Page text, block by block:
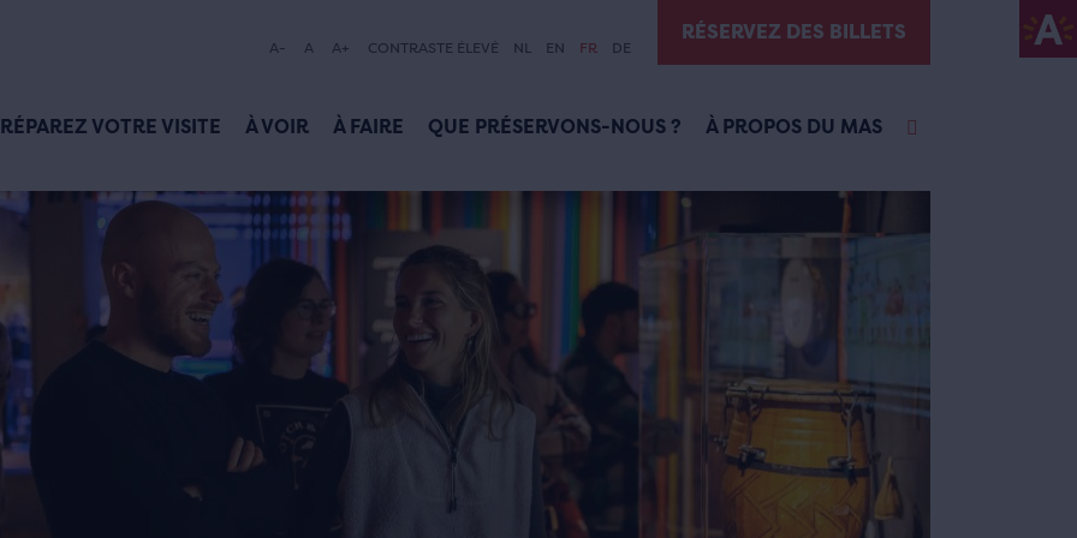
A- A A+ CONTRASTE ÉLEVÉ NL EN FR DE
RÉSERVEZ DES BILLETS
VOTRE VISITE À VOIR À FAIRE QUE PRÉSERVONS-NOUS ? À PROPOS DU MAS